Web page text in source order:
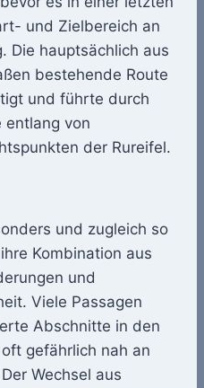
und Zielbereich an
Die hauptsächlich aus
bestehende Route
und führte durch
entlang von
der Rureifel.
und zugleich so
Kombination aus
und
Viele Passagen
Abschnitte in den
gefährlich nah an
Wechsel aus